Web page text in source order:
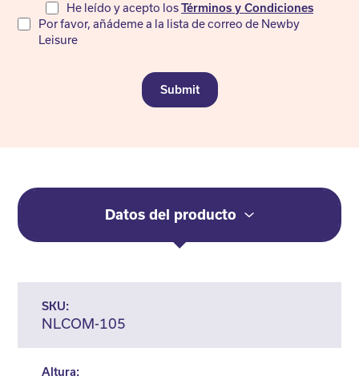
not
He leído y acepto losTérminos y Condiciones
Por favor, añádeme a la lista de correo de Newby
Leisure
Submit
Datos del producto
SKU:
NLCOM-105
Altura: